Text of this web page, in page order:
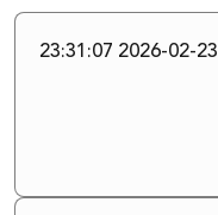
2026-02-23 23:31:07